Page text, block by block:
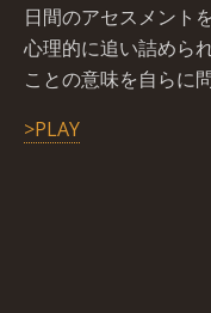
日間のアセスメント
心理的に追い詰めら
ことの意味を自らに
>PLAY